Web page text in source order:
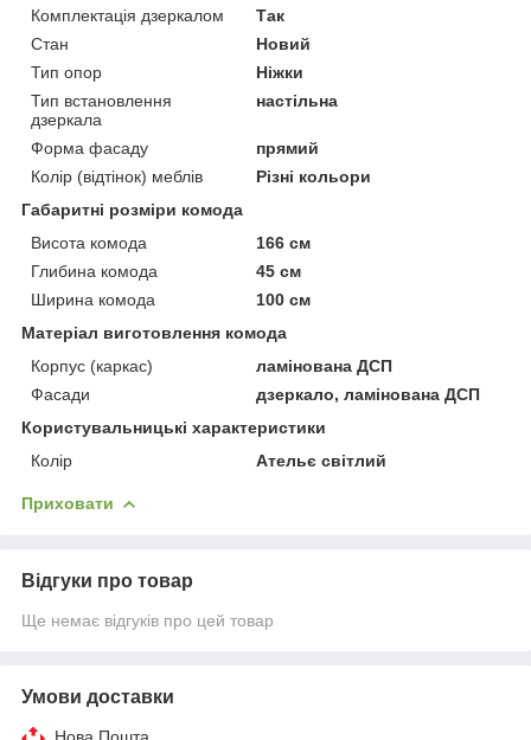
Комплектація дзеркалом
Так
Стан
Новий
Тип опор
Ніжки
Тип встановлення
дзеркала
настільна
Форма фасаду
прямий
Колір (відтінок) меблів
Різні кольори
Габаритні розміри комода
Висота комода
166 см
Глибина комода
45 см
Ширина комода
100 см
Матеріал виготовлення комода
Корпус (каркас)
ламінована ДСП
Фасади
дзеркало, ламінована ДСП
Користувальницькі характеристики
Колір
Ательє світлий
Приховати
Відгуки про товар
Ще немає відгуків про цей товар
Умови доставки
Нова Пошта